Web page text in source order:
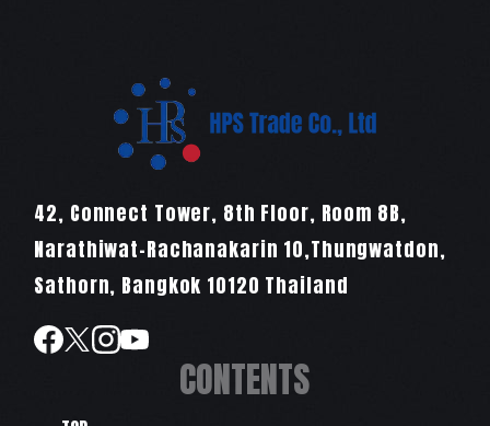
42, Connect Tower, 8th Floor, Room 8B,
Narathiwat-Rachanakarin 10,Thungwatdon,
Sathorn, Bangkok 10120 Thailand
CONTENTS